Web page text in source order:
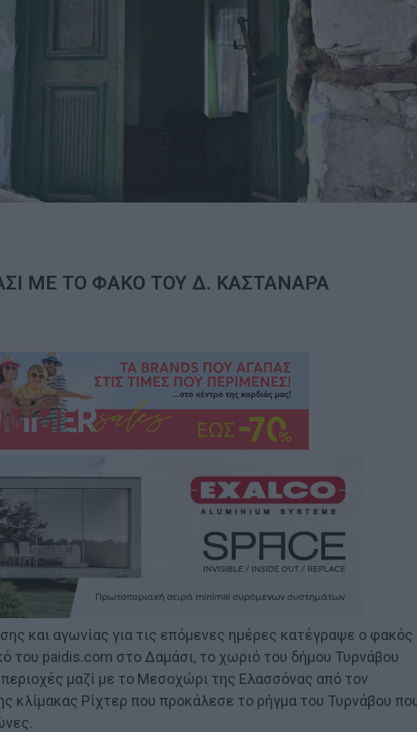
ΜΕ ΤΟ ΦΑΚΟ ΤΟΥ Δ. ΚΑΣΤΑΝΑΡΑ
και αγωνίας για τις επόμενες ημέρες κατέγραψε ο φακός
του paidis.com στο Δαμάσι, το χωριό του δήμου Τυρνάβου
μαζί με το Μεσοχώρι της Ελασσόνας από τον
κλίμακας Ρίχτερ που προκάλεσε το ρήγμα του Τυρνάβου